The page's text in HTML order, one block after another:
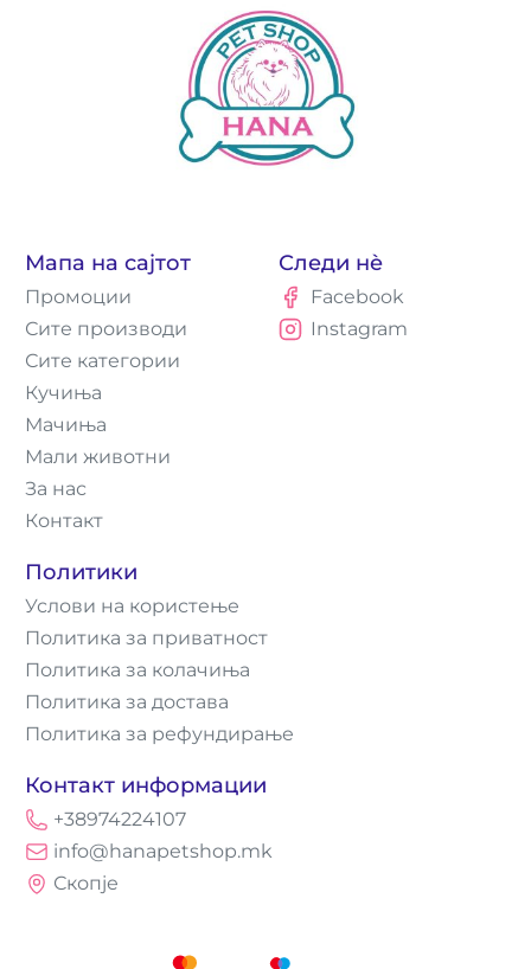
Мапа на сајтот
Промоции
Сите производи
Сите категории
Кучиња
Мачиња
Мали животни
За нас
Контакт
Политики
Услови на користење
Политика за приватност
Политика за колачиња
Политика за достава
Политика за рефундирање
Контакт информации
+38974224107
info@hanapetshop.mk
Скопје
Следи нè
Facebook
Instagram